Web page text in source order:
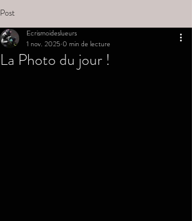
Post
La Photo du jour !
Ecrismoideslueurs
1 nov. 2025 0 min de lecture